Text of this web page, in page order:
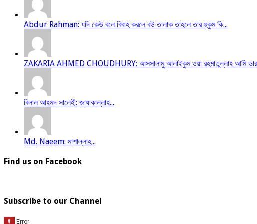
Abdur Rahman: যদি কেউ বলে বিবাহ করলে বউ তালাক তাহলে তার হুকুম কি...
ZAKARIA AHMED CHOUDHURY: আসসালামু আলাইকুম ওয়া রহমাতুল্লাহ আমি
বিলাল আহমদ সালেহী: জাযাকাল্লাহ...
Md. Naeem: মাশাল্লাহ...
Find us on Facebook
Subscribe to our Channel